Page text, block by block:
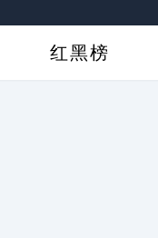
红黑榜